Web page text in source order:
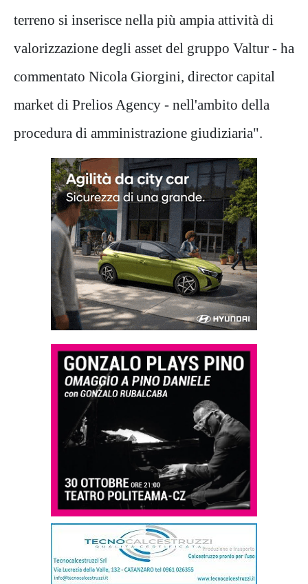
terreno si inserisce nella più ampia attività di
valorizzazione degli asset del gruppo Valtur - ha
commentato Nicola Giorgini, director capital
market di Prelios Agency - nell'ambito della
procedura di amministrazione giudiziaria".